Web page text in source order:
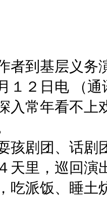
到基层义务
１２日电 （
入常年看不上
孩剧团、话剧
天里，巡回演
吃派饭、睡土